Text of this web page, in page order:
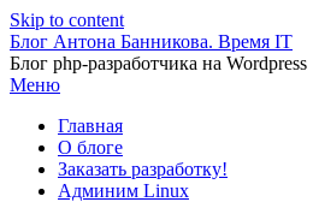
Skip to content
Блог Антона Банникова. Время IT
Блог php-разработчика на Wordpress
Меню
Главная
О блоге
Заказать разработку!
Админим Linux